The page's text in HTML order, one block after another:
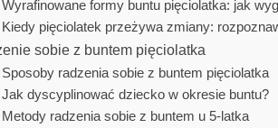
Wyrafinowane formy buntu pięciolatka: jak
Kiedy pięciolatek przeżywa zmiany:
sobie z buntem pięciolatka
Sposoby radzenia sobie z buntem pięciolatka
Jak dyscyplinować dziecko w okresie buntu?
Metody radzenia sobie z buntem u 5-latka